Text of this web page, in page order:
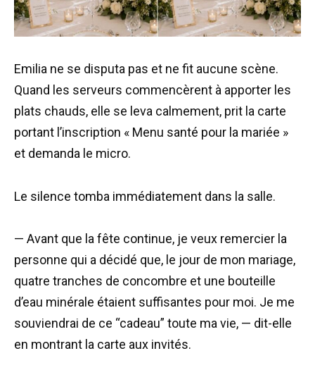
Emilia ne se disputa pas et ne fit aucune scène.
Quand les serveurs commencèrent à apporter les
plats chauds, elle se leva calmement, prit la carte
portant l’inscription « Menu santé pour la mariée »
et demanda le micro.
Le silence tomba immédiatement dans la salle.
— Avant que la fête continue, je veux remercier la
personne qui a décidé que, le jour de mon mariage,
quatre tranches de concombre et une bouteille
d’eau minérale étaient suffisantes pour moi. Je me
souviendrai de ce “cadeau” toute ma vie, — dit-elle
en montrant la carte aux invités.